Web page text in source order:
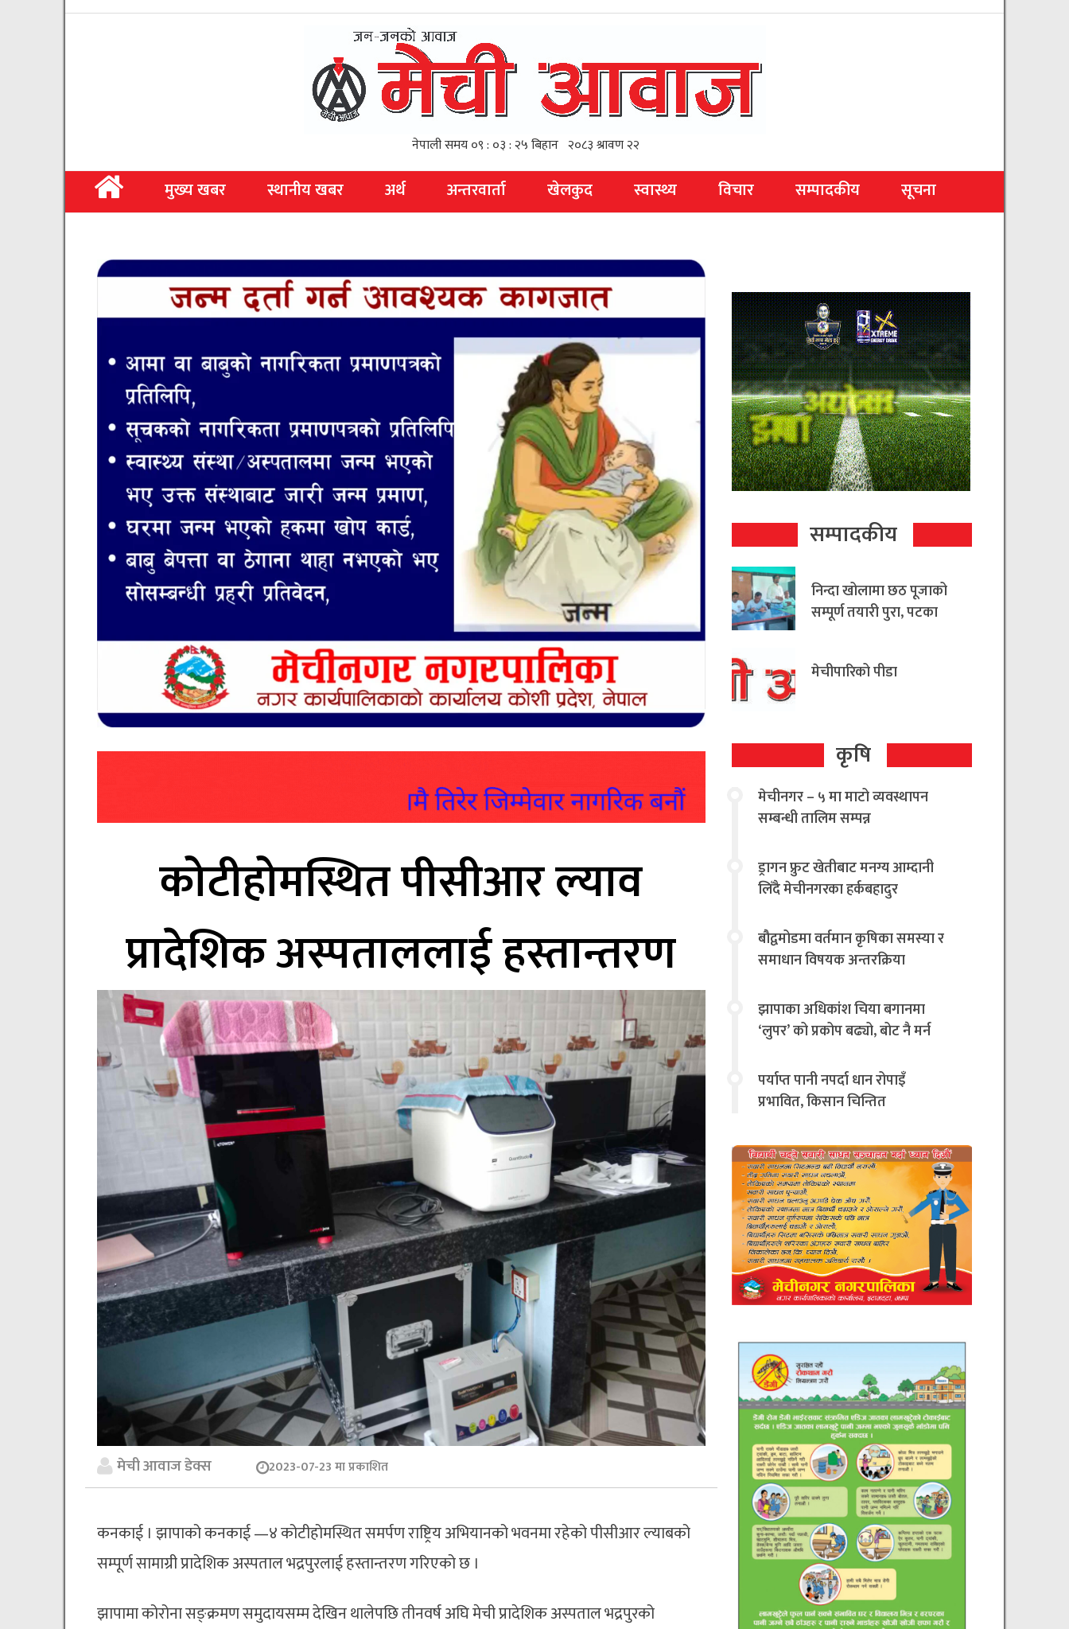
मुख्य खबर स्थानीय खबर अर्थ अन्तरवार्ता खेलकुद स्वास्थ्य विचार सम्पादकीय सूचना
कोटीहोमस्थित पीसीआर ल्याव
प्रादेशिक अस्पताललाई हस्तान्तरण
मेची आवाज डेक्स 2023-07-23 मा प्रकाशित
कनकाई । झापाको कनकाई —४ कोटीहोमस्थित समर्पण राष्ट्रिय अभियानको भवनमा रहेको पीसीआर ल्याबको
सम्पूर्ण सामाग्री प्रादेशिक अस्पताल भद्रपुरलाई हस्तान्तरण गरिएको छ ।
झापामा कोरोना सङ्क्रमण समुदायसम्म देखिन थालेपछि तीनवर्ष अघि मेची प्रादेशिक अस्पताल भद्रपुरको
सम्पादकीय
निन्दा खोलामा छठ पूजाको
सम्पूर्ण तयारी पुरा, पटका
मेचीपारिको पीडा
कृषि
मेचीनगर – ५ मा माटो व्यवस्थापन
सम्बन्धी तालिम सम्पन्न
ड्रागन फ्रुट खेतीबाट मनग्य आम्दानी
लिँदै मेचीनगरका हर्कबहादुर
बौद्वमोडमा वर्तमान कृषिका समस्या र
समाधान विषयक अन्तरक्रिया
झापाका अधिकांश चिया बगानमा
‘लुपर’ को प्रकोप बढ्यो, बोट नै मर्न
चिन्तित
पर्याप्त पानी नपर्दा धान रोपाइँ
प्रभावित, किसान चिन्तित